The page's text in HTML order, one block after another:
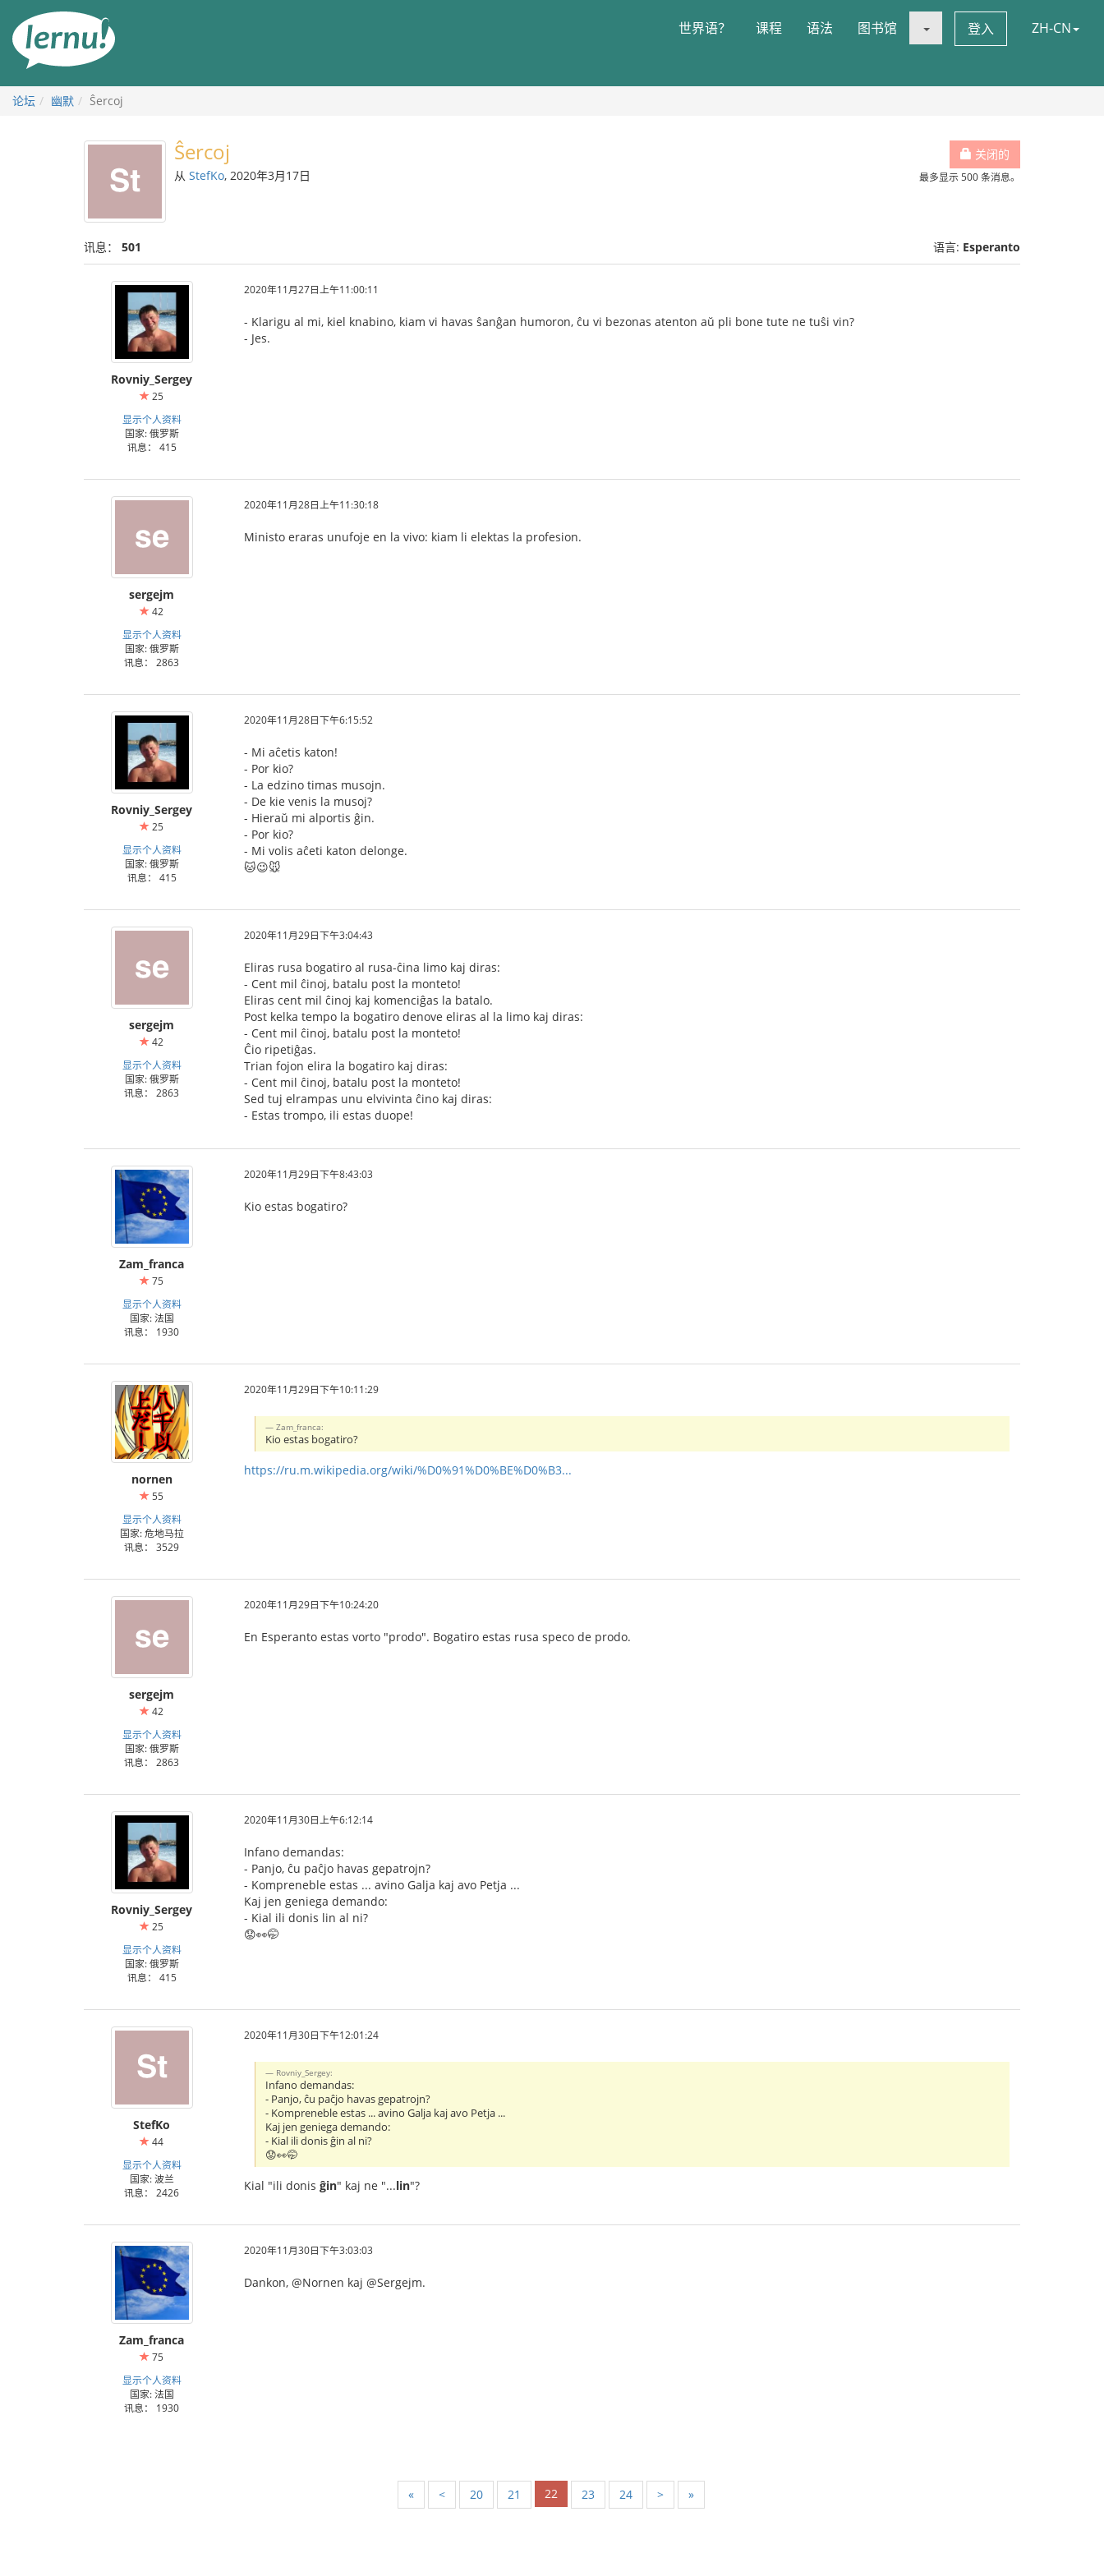
世界语？ 课程 语法 图书馆 登入 ZH-CN
论坛 幽默 Ŝercoj
关闭的
最多显示 500 条消息。
Ŝercoj
从 StefKo, 2020年3月17日
讯息： 501 语言: Esperanto
Rovniy_Sergey
25
显示个人资料
国家: 俄罗斯
讯息： 415
2020年11月27日上午11:00:11
- Klarigu al mi, kiel knabino, kiam vi havas ŝanĝan humoron, ĉu vi bezonas atenton aŭ pli bone tute ne tuŝi vin?
- Jes.
sergejm
42
显示个人资料
国家: 俄罗斯
讯息： 2863
2020年11月28日上午11:30:18
Ministo eraras unufoje en la vivo: kiam li elektas la profesion.
Rovniy_Sergey
25
显示个人资料
国家: 俄罗斯
讯息： 415
2020年11月28日下午6:15:52
- Mi aĉetis katon!
- Por kio?
- La edzino timas musojn.
- De kie venis la musoj?
- Hieraŭ mi alportis ĝin.
- Por kio?
- Mi volis aĉeti katon delonge.
🐱😉🐭
sergejm
42
显示个人资料
国家: 俄罗斯
讯息： 2863
2020年11月29日下午3:04:43
Eliras rusa bogatiro al rusa-ĉina limo kaj diras:
- Cent mil ĉinoj, batalu post la monteto!
Eliras cent mil ĉinoj kaj komenciĝas la batalo.
Post kelka tempo la bogatiro denove eliras al la limo kaj diras:
- Cent mil ĉinoj, batalu post la monteto!
Ĉio ripetiĝas.
Trian fojon elira la bogatiro kaj diras:
- Cent mil ĉinoj, batalu post la monteto!
Sed tuj elrampas unu elvivinta ĉino kaj diras:
- Estas trompo, ili estas duope!
Zam_franca
75
显示个人资料
国家: 法国
讯息： 1930
2020年11月29日下午8:43:03
Kio estas bogatiro?
nornen
55
显示个人资料
国家: 危地马拉
讯息： 3529
2020年11月29日下午10:11:29
Zam_franca:
Kio estas bogatiro?
https://ru.m.wikipedia.org/wiki/%D0%91%D0%BE%D0%B3...
sergejm
42
显示个人资料
国家: 俄罗斯
讯息： 2863
2020年11月29日下午10:24:20
En Esperanto estas vorto "prodo". Bogatiro estas rusa speco de prodo.
Rovniy_Sergey
25
显示个人资料
国家: 俄罗斯
讯息： 415
2020年11月30日上午6:12:14
Infano demandas:
- Panjo, ĉu paĉjo havas gepatrojn?
- Kompreneble estas ... avino Galja kaj avo Petja ...
Kaj jen geniega demando:
- Kial ili donis lin al ni?
😟👀🤭
StefKo
44
显示个人资料
国家: 波兰
讯息： 2426
2020年11月30日下午12:01:24
Rovniy_Sergey:
Infano demandas:
- Panjo, ĉu paĉjo havas gepatrojn?
- Kompreneble estas ... avino Galja kaj avo Petja ...
Kaj jen geniega demando:
- Kial ili donis ĝin al ni?
😟👀🤭
Kial "ili donis ĝin" kaj ne "...lin"?
Zam_franca
75
显示个人资料
国家: 法国
讯息： 1930
2020年11月30日下午3:03:03
Dankon, @Nornen kaj @Sergejm.
« < 20 21 22 23 24 > »